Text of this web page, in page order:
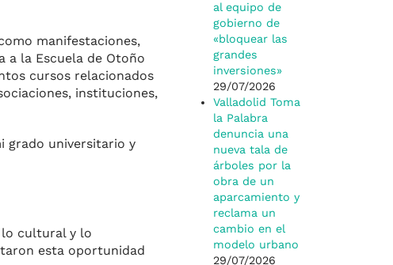
manifestaciones,
a la Escuela de Otoño
cursos relacionados
instituciones,
grado universitario y
cultural y lo
esta oportunidad
al equipo de
gobierno de
«bloquear las
grandes
inversiones»
29/07/2026
Valladolid Toma
la Palabra
denuncia una
nueva tala de
árboles por la
obra de un
aparcamiento y
reclama un
cambio en el
modelo urbano
29/07/2026